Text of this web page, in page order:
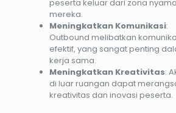
peserta keluar dari zona
mereka.
Meningkatkan Komunikasi:
Outbound melibatkan
efektif, yang sangat penting
kerja sama.
Meningkatkan Kreativitas:
di luar ruangan dapat
kreativitas dan inovasi peserta.